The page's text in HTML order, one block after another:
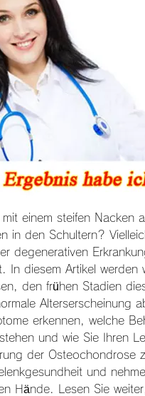
einem steifen Nacken
in den Schultern?
degenerativen
In diesem Artikel werden
den frühen Stadien
Alterserscheinung
erkennen, welche
und wie Sie Ihren
der Osteochondrose
und
Hände. Lesen Sie